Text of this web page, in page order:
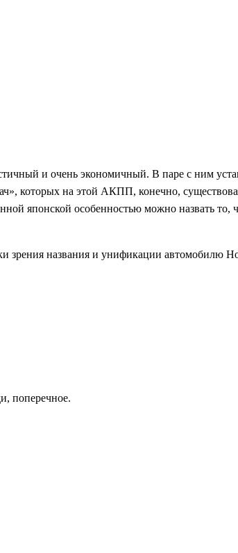
и очень экономичный. В паре с ним
которых на этой АКПП, конечно,
японской особенностью можно назвать то,
зрения названия и унификации автомобилю
поперечное.